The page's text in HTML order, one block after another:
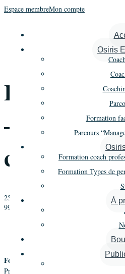
Espace membreMon compte
Osiris
Formation
Parcours
Formation coach
Formation Types de
À
« Tous les Évènements
Formation
– Promo 24
cycle –
25 janvier 2023
9980€ à 13014€
Formation Types de
Formation professionnelle au coaching
Première année : les fondamentaux de la